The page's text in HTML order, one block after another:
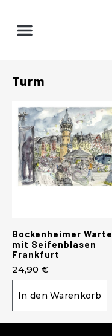
Turm
Bockenheimer Warte
mit Seifenblasen
Frankfurt
24,90 €
In den Warenkorb